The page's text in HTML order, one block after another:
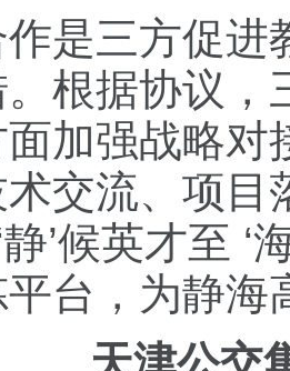
作是三方促进
根据协议
加强战略
交流、项目
静’候英才至
台，为静海